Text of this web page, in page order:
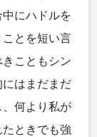
にハドルを
とを短い言
こともシン
はまだまだ
何より私が
ときでも強